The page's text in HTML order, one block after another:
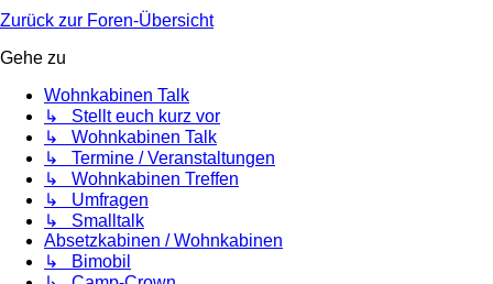
Zurück zur Foren-Übersicht
Gehe zu
Wohnkabinen Talk
↳ Stellt euch kurz vor
↳ Wohnkabinen Talk
↳ Termine / Veranstaltungen
↳ Wohnkabinen Treffen
↳ Umfragen
↳ Smalltalk
Absetzkabinen / Wohnkabinen
↳ Bimobil